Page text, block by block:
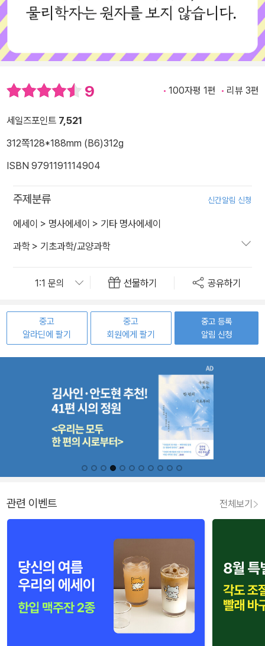
9 100자평 1편 리뷰 3편
세일즈포인트 7,521
312쪽128*188mm (B6)312g
ISBN 9791191114904
주제분류 신간알림 신청
에세이 > 명사에세이 > 기타 명사에세이
과학> 기초과학/교양과학
선물하기 공유하기
중고
알라딘에 팔기
중고
회원에게 팔기
중고 등록
알림 신청
관련 이벤트 전체보기